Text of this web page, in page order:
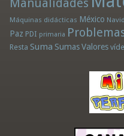
Manualidades
Máquinas didácticas México
Paz PDI primaria
Resta Suma Sumas Valores